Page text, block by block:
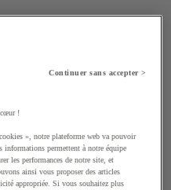
Continuer sans accepter >
cœur !
», notre plateforme web va pouvoir
informations permettent à notre équipe
les performances de notre site, et
ainsi vous proposer des articles
appropriée. Si vous souhaitez plus